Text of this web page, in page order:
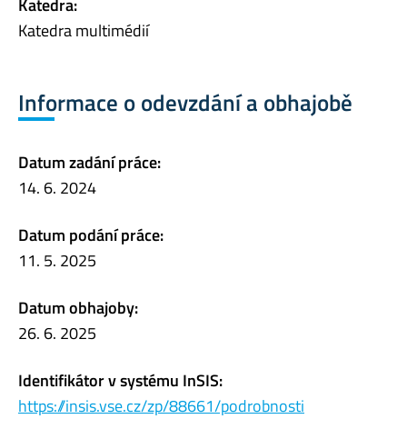
Katedra:
Katedra multimédií
Informace o odevzdání a obhajobě
Datum zadání práce:
14. 6. 2024
Datum podání práce:
11. 5. 2025
Datum obhajoby:
26. 6. 2025
Identifikátor v systému InSIS:
https://insis.vse.cz/zp/88661/podrobnosti